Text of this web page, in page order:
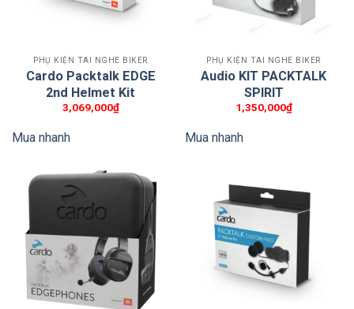
PHỤ KIỆN TAI NGHE BIKER
Cardo Packtalk EDGE
2nd Helmet Kit
3,069,000₫
Mua nhanh
PHỤ KIỆN TAI NGHE BIKER
Audio KIT PACKTALK
SPIRIT
1,350,000₫
Mua nhanh